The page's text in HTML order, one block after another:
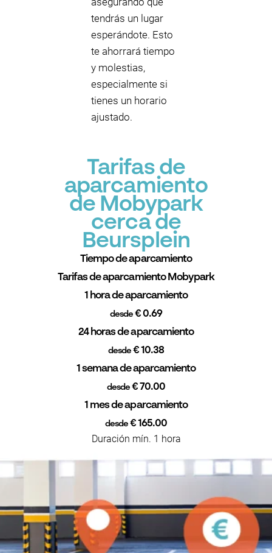
tendrás un lugar
esperándote. Esto
te ahorrará tiempo
y molestias,
especialmente si
tienes un horario
ajustado.
Tarifas de
aparcamiento
de Mobypark
cerca de
Beursplein
Tiempo de aparcamiento
Tarifas de aparcamiento Mobypark
1 hora de aparcamiento
desde€ 0.69
24 horas de aparcamiento
desde€ 10.38
1 semana de aparcamiento
desde€ 70.00
1 mes de aparcamiento
desde€ 165.00
Duración mín. 1 hora